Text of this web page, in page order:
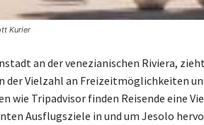
Kurier
an der venezianischen Riviera,
der Vielzahl an Freizeitmöglichkeiten
wie Tripadvisor finden Reisende eine
Ausflugsziele in und um Jesolo